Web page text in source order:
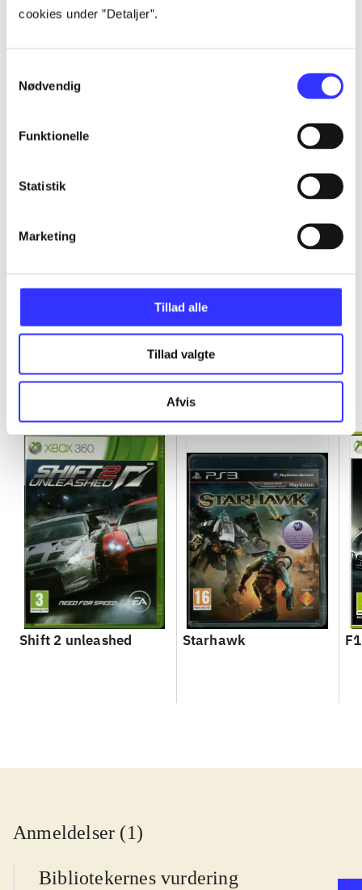
cookies under ”Detaljer”.
Nødvendig
Funktionelle
Statistik
Marketing
Tillad alle
Tillad valgte
Afvis
Alle registrerede artikler fordelt på udgivelser
Minder om
Shift 2 unleashed Starhawk
Anmeldelser (1)
Bibliotekernes vurdering